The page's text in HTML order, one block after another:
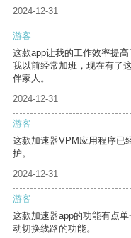
2024-12-31
游客
这款app让我的工作效率提
我以前经常加班，现在有了
伴家人。
2024-12-31
游客
这款加速器VPM应用程序已
护。
2024-12-31
游客
这款加速器app的功能有点
动切换线路的功能。